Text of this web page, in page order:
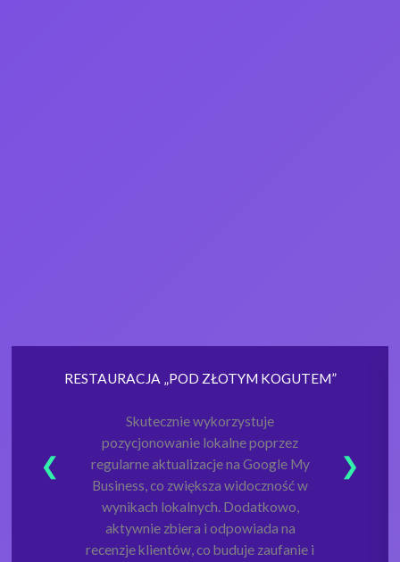
RESTAURACJA „POD ZŁOTYM KOGUTEM”
Skutecznie wykorzystuje
pozycjonowanie lokalne poprzez
regularne aktualizacje na Google My
Business, co zwiększa widoczność w
wynikach lokalnych. Dodatkowo,
aktywnie zbiera i odpowiada na
recenzje klientów, co buduje zaufanie i